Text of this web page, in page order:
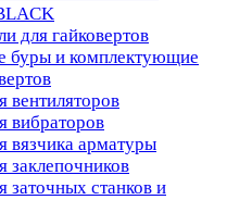
для гайковертов
буры и комплектующие
вентиляторов
вибраторов
вязчика арматуры
заклепочников
заточных станков и